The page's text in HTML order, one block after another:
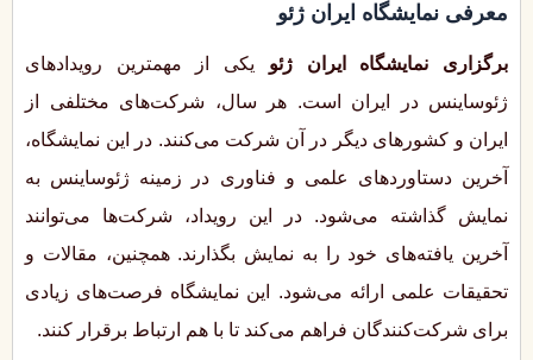
معرفی نمایشگاه ایران ژئو
برگزاری نمایشگاه ایران ژئو یکی از مهمترین رویدادهای
ژئوساینس در ایران است. هر سال، شرکت‌های مختلفی از
ایران و کشورهای دیگر در آن شرکت می‌کنند. در این نمایشگاه،
آخرین دستاوردهای علمی و فناوری در زمینه ژئوساینس به
نمایش گذاشته می‌شود. در این رویداد، شرکت‌ها می‌توانند
آخرین یافته‌های خود را به نمایش بگذارند. همچنین، مقالات و
تحقیقات علمی ارائه می‌شود. این نمایشگاه فرصت‌های زیادی
برای شرکت‌کنندگان فراهم می‌کند تا با هم ارتباط برقرار کنند.